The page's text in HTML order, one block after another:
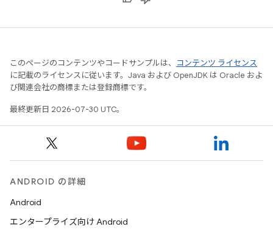
このページのコンテンツやコードサンプルは、
コンテンツ ライセンス
に記載のライセンスに従います。Java および OpenJDK は Oracle およ
び関連会社の商標または登録商標です。
最終更新日 2026-07-30 UTC。
ANDROID の詳細
Android
エンタープライズ向け Android